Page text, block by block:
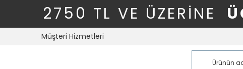
2750 TL VE ÜZERİNE
Müşteri Hizmetleri